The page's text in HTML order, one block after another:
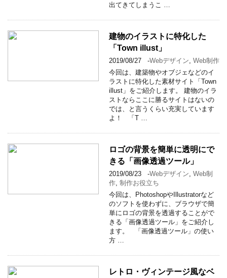
出てきてしまうこ …
建物のイラストに特化した
「Town illust」
2019/08/27 -Webデザイン Web制作
今回は、建築物やオブジェなどのイ
ラストに特化した素材サイト「Town
illust」をご紹介します。 建物のイラ
ストならここに勝るサイトはないの
では、と言うくらい充実しています
よ！ 「T …
ロゴの背景を簡単に透明にで
きる「画像透過ツール」
2019/08/23 -Webデザイン Web制
作 制作お役立ち
今回は、PhotoshopやIllustratorなど
のソフトを使わずに、ブラウザで簡
単にロゴの背景を透過することがで
きる「画像透過ツール」をご紹介し
ます。 「画像透過ツール」の使い
方 …
レトロ・ヴィンテージ風なベ